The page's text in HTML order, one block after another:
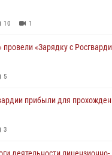
10 1
«Зарядку с
5
прибыли для
3
деятельности лицензионно-